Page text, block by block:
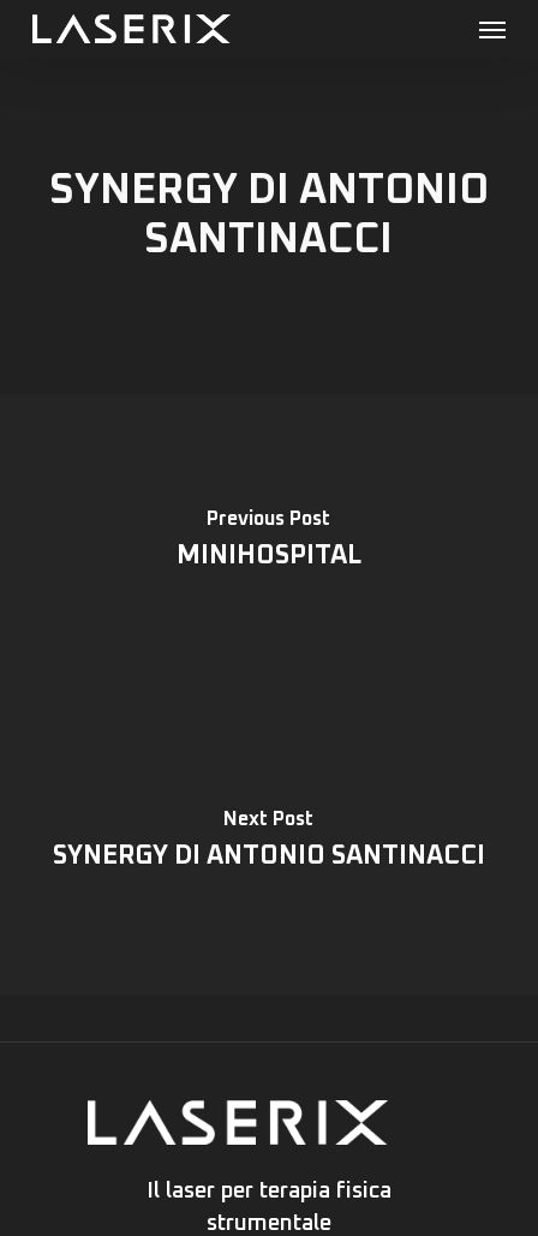
Skip
Menu
SYNERGY DI ANTONIO
SANTINACCI
Previous Post
MINIHOSPITAL
Next Post
SYNERGY DI ANTONIO SANTINACCI
Il laser per terapia fisica
strumentale